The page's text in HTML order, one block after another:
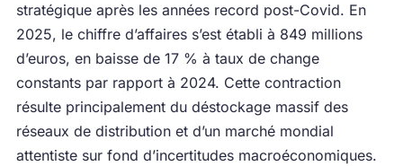
stratégique après les années record post-Covid. En
2025, le chiffre d’affaires s’est établi à 849 millions
d’euros, en baisse de 17 % à taux de change
constants par rapport à 2024. Cette contraction
résulte principalement du déstockage massif des
réseaux de distribution et d’un marché mondial
attentiste sur fond d’incertitudes macroéconomiques.